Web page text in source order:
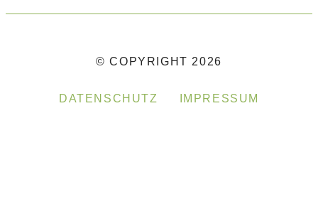
© COPYRIGHT 2026
DATENSCHUTZ IMPRESSUM